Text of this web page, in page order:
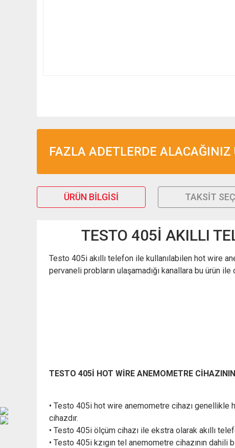
FAZLA ADETLERDE
ÜRÜN BILGISI TAKSIT
TESTO 405İ AKILLI
Testo 405i akıllı telefon ile kullanılabilen hot wire
pervaneli probların ulaşamadığı kanallara bu ürün
TESTO 405İ HOT WİRE ANEMOMETRE
• Testo 405i hot wire anemometre cihazı genellikle
cihazdır.
• Testo 405i ölçüm cihazı ile ekstra olarak akıllı
• Testo 405i kzıgın tel anemometre cihazının dahili